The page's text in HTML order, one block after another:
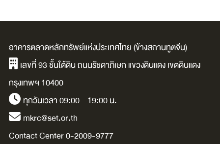
อาคารตลาดหลักทรัพย์แห่งประเทศไทย (ข้างสถานทูตจีน)
เลขที่ 93 ชั้นใต้ดิน ถนนรัชดาภิเษก แขวงดินแดง เขตดินแดง
กรุงเทพฯ 10400
ทุกวันเวลา 09:00 - 19:00 น.
mkrc@set.or.th
Contact Center 0-2009-9777